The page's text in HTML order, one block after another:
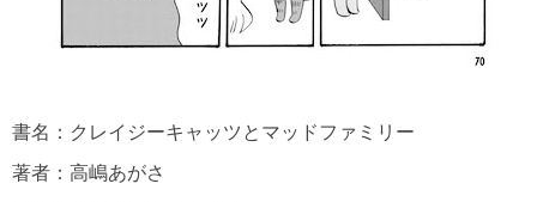
書名：クレイジーキャッツとマッドファミリー
著者：高嶋あがさ